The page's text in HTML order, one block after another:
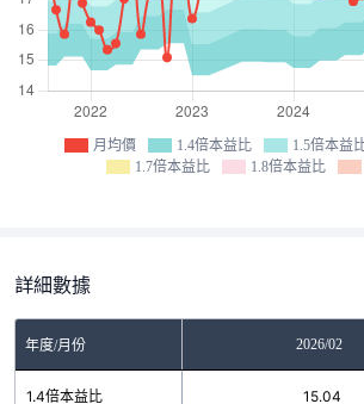
月均價 1.4倍本益比 1.5倍本益
1.7倍本益比
1.8倍本益比
詳細數據
年度/月份 2026/02
1.4倍本益比 15.04